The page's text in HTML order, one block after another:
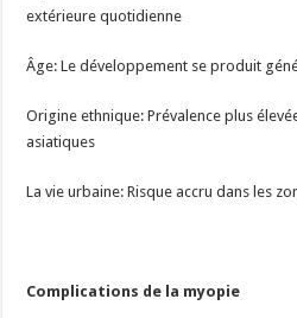
extérieure quotidienne
Âge: Le développement se produit
Origine ethnique: Prévalence plus
asiatiques
La vie urbaine: Risque accru dans les
Complications de la myopie